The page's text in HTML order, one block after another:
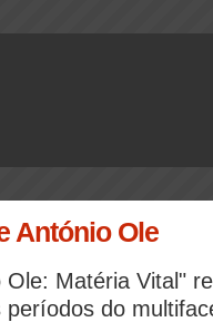
António Ole
Ole: Matéria Vital"
períodos do